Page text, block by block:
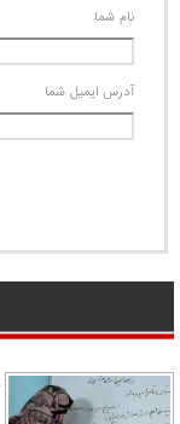
نام شما
آدرس ايميل شما